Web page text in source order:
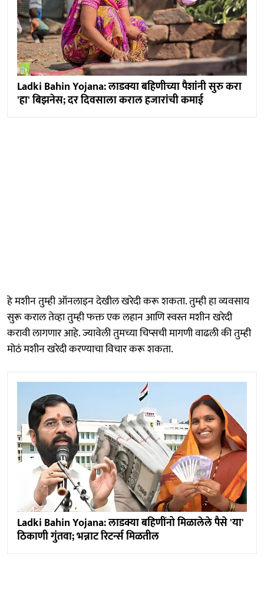
Ladki Bahin Yojana: लाडक्या बहिणीच्या पैशांनी सुरु करा
'हा' बिझनेस; दर दिवसाला कराल हजारांची कमाई
हे मशीन तुम्ही ऑनलाइन देखील खरेदी करू शकता. तुम्ही हा व्यवसाय
सुरू कराल तेव्हा तुम्ही फक्त एक लहान आणि स्वस्त मशीन खरेदी
करावी लागणार आहे. ज्यावेली तुमच्या चिप्सची मागणी वाढली की तुम्ही
मोठं मशीन खरेदी करण्याचा विचार करू शकता.
Ladki Bahin Yojana: लाडक्या बहिणींनो मिळालेले पैसे 'या'
ठिकाणी गुंतवा; भन्नाट रिटर्न्स मिळतील